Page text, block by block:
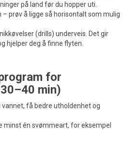
på land før du hopper uti.
– prøv å ligge så horisontalt som mulig
(drills) underveis. Det gir
hjelper deg å finne flyten.
for
min)
få bedre utholdenhet og
minst én svømmeart, for eksempel